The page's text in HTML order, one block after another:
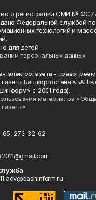
о регистрации СМИ №
Федеральной службой
технологий и
для детей.
персональных данных
электрогазета -
газеты Башкортостана
с 2001 года).
материалов
65, 273-32-62
adv@bashinform.ru